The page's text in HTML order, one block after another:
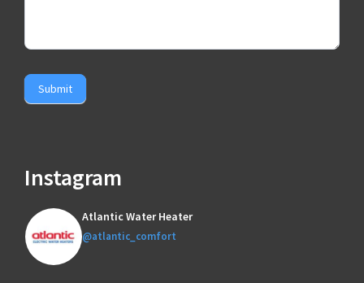
Submit
Instagram
Atlantic Water Heater
@atlantic_comfort